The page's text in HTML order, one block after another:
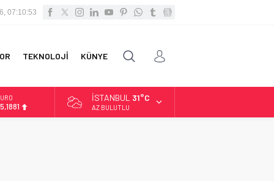
07:10:53
TEKNOLOJİ KÜNYE
İSTANBUL 31°C
AZ BULUTLU